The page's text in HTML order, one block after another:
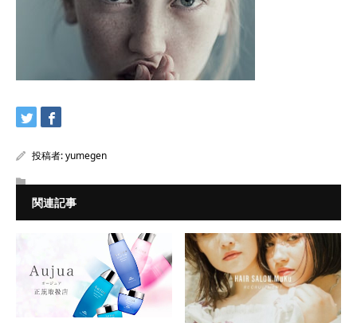
投稿者:yumegen
関連記事